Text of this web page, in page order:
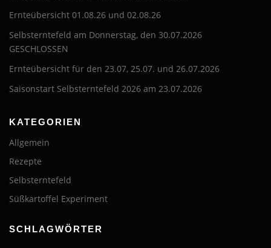
Ernteübersicht 01.08.26 und 02.08.26
Selbsterntefeld am Donnerstag, den 30.07.2026
GESCHLOSSEN
Ernteübersicht für den 23.07, 25.07. und 26.07.2026
Saisonstart Selbsterntefeld 2026 am 23.07.2026
KATEGORIEN
Allgemein
Rezepte
Selbsterntefeld
Süßkartoffel Experiment
SCHLAGWÖRTER